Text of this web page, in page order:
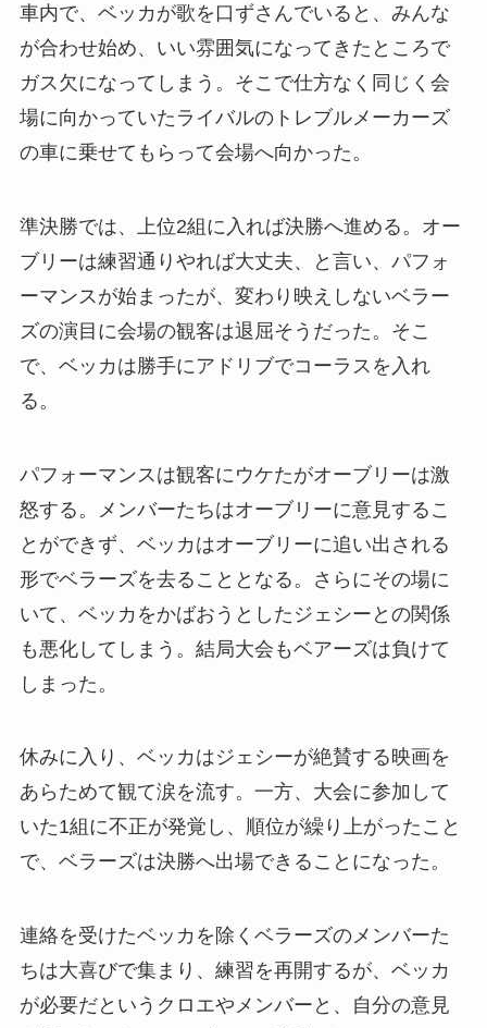
車内で、ベッカが歌を口ずさんでいると、みんな
が合わせ始め、いい雰囲気になってきたところで
ガス欠になってしまう。そこで仕方なく同じく会
場に向かっていたライバルのトレブルメーカーズ
の車に乗せてもらって会場へ向かった。
準決勝では、上位2組に入れば決勝へ進める。オー
ブリーは練習通りやれば大丈夫、と言い、パフォ
ーマンスが始まったが、変わり映えしないベラー
ズの演目に会場の観客は退屈そうだった。そこ
で、ベッカは勝手にアドリブでコーラスを入れ
る。
パフォーマンスは観客にウケたがオーブリーは激
怒する。メンバーたちはオーブリーに意見するこ
とができず、ベッカはオーブリーに追い出される
形でベラーズを去ることとなる。さらにその場に
いて、ベッカをかばおうとしたジェシーとの関係
も悪化してしまう。結局大会もベアーズは負けて
しまった。
休みに入り、ベッカはジェシーが絶賛する映画を
あらためて観て涙を流す。一方、大会に参加して
いた1組に不正が発覚し、順位が繰り上がったこと
で、ベラーズは決勝へ出場できることになった。
連絡を受けたベッカを除くベラーズのメンバーた
ちは大喜びで集まり、練習を再開するが、ベッカ
が必要だというクロエやメンバーと、自分の意見